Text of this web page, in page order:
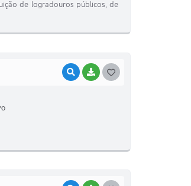
I
de logradouros públicos, de
VISUALIZAR
BAIXAR